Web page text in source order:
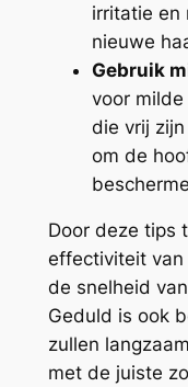
irritatie en
nieuwe
Gebruik
voor
die vrij
om de
Door deze tips
effectiviteit van
de snelheid
Geduld is ook
zullen
met de juiste